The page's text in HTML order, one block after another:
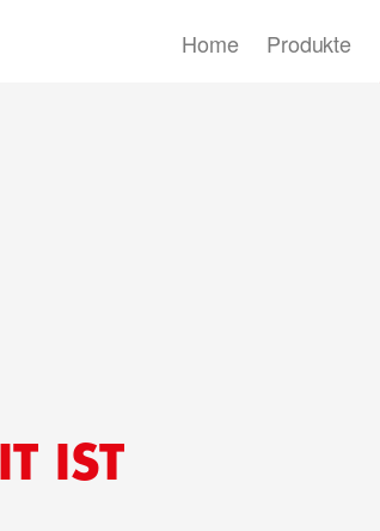
Home Produkte
IST